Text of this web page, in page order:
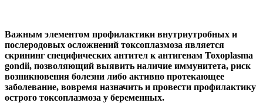
Важным элементом профилактики внутриутробных и
послеродовых осложнений токсоплазмоза является
скрининг специфических антител к антигенам Toxoplasma
gondii, позволяющий выявить наличие иммунитета, риск
возникновения болезни либо активно протекающее
заболевание, вовремя назначить и провести профилактику
острого токсоплазмоза у беременных.